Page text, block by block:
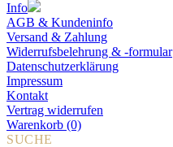
Info
AGB & Kundeninfo
Versand & Zahlung
Widerrufsbelehrung & -formular
Datenschutzerklärung
Impressum
Kontakt
Vertrag widerrufen
Warenkorb (0)
SUCHE